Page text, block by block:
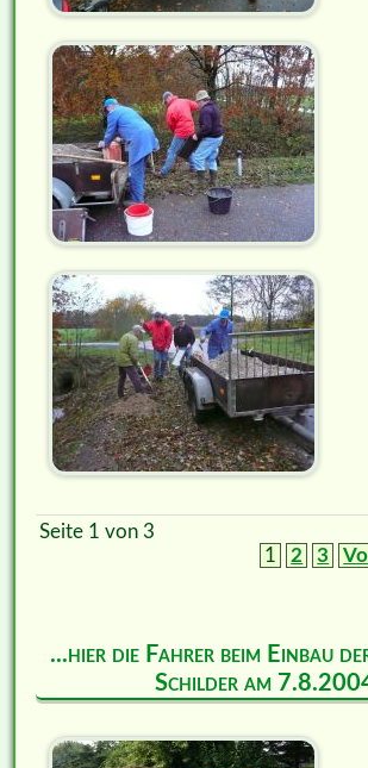
Seite 1 von 3
1
2 3
...hier die Fahrer beim Einbau
Schilder am